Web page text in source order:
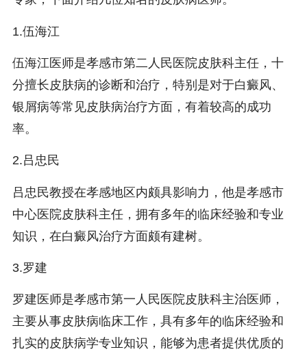
1.伍海江
伍海江医师是孝感市第二人民医院皮肤科主任，十
分擅长皮肤病的诊断和治疗，特别是对于白癜风、
银屑病等常见皮肤病治疗方面，有着较高的成功
率。
2.吕忠民
吕忠民教授在孝感地区内颇具影响力，他是孝感市
中心医院皮肤科主任，拥有多年的临床经验和专业
知识，在白癜风治疗方面颇有建树。
3.罗建
罗建医师是孝感市第一人民医院皮肤科主治医师，
主要从事皮肤病临床工作，具有多年的临床经验和
扎实的皮肤病学专业知识，能够为患者提供优质的